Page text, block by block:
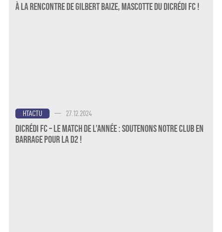
À la rencontre de Gilbert Baize, mascotte du Dicrédi FC !
HTACTU — 27.12.2024
Dicrédi FC – Le Match de l’Année : Soutenons notre Club en
Barrage pour la D2 !